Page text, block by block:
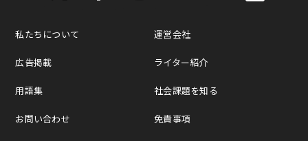
私たちについて
広告掲載
用語集
お問い合わせ
運営会社
ライター紹介
社会課題を知る
免責事項